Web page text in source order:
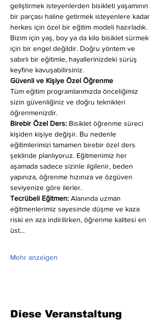
geliştirmek isteyenlerden bisikleti yaşamının
bir parçası haline getirmek isteyenlere kadar
herkes için özel bir eğitim modeli hazırladık.
Bizim için yaş, boy ya da kilo bisiklet sürmek
için bir engel değildir. Doğru yöntem ve
sabırlı bir eğitimle, hayallerinizdeki sürüş
keyfine kavuşabilirsiniz.
Güvenli ve Kişiye Özel Öğrenme
Tüm eğitim programlarımızda önceliğimiz
sizin güvenliğiniz ve doğru teknikleri
öğrenmenizdir.
Birebir Özel Ders: Bisiklet öğrenme süreci
kişiden kişiye değişir. Bu nedenle
eğitimlerimizi tamamen birebir özel ders
şeklinde planlıyoruz. Eğitmenimiz her
aşamada sadece sizinle ilgilenir, beden
yapınıza, öğrenme hızınıza ve özgüven
seviyenize göre ilerler.
Tecrübeli Eğitmen: Alanında uzman
eğitmenlerimiz sayesinde düşme ve kaza
riski en aza indirilirken, öğrenme kalitesi en
üst…
Mehr anzeigen
Diese Veranstaltung